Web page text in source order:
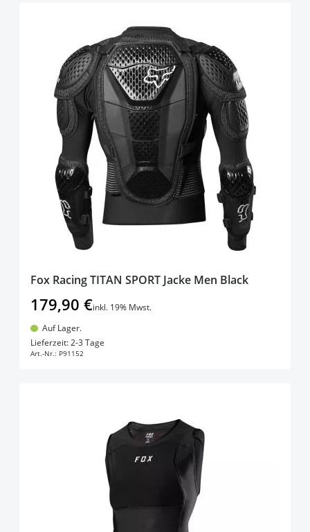
Fox Racing TITAN SPORT Jacke Men Black
179,90 €inkl. 19% Mwst.
Auf Lager.
Lieferzeit: 2-3 Tage
Art.-Nr.: P91152